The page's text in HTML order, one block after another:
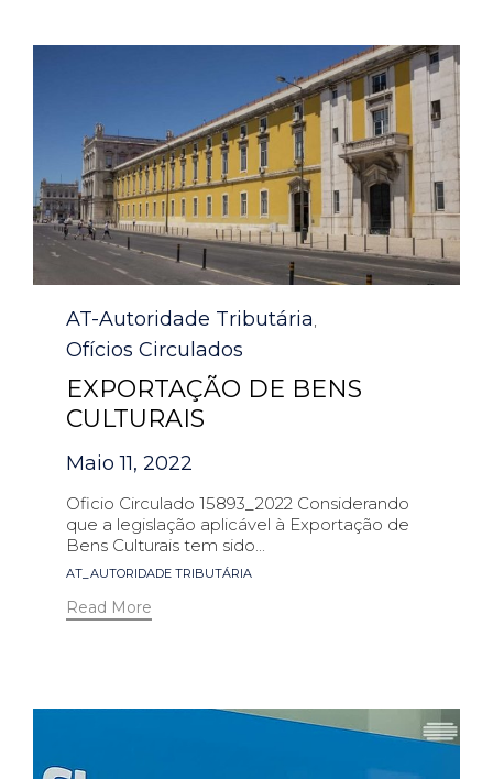
Category
AT-Autoridade Tributária,
Ofícios Circulados
EXPORTAÇÃO DE BENS
CULTURAIS
Maio 11, 2022
Oficio Circulado 15893_2022 Considerando
que a legislação aplicável à Exportação de
Bens Culturais tem sido...
Tags
AT_AUTORIDADE TRIBUTÁRIA
Read More